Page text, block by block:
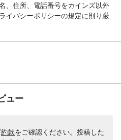
、住所、電話番号をカインズ以外
イバシーポリシーの規定に則り厳
ュー
約款をご確認ください。投稿した